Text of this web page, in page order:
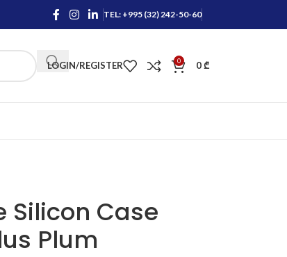
TEL: +995 (32) 242-50-60
LOGIN/REGISTER 0 0₾
Silicon Case
Plum